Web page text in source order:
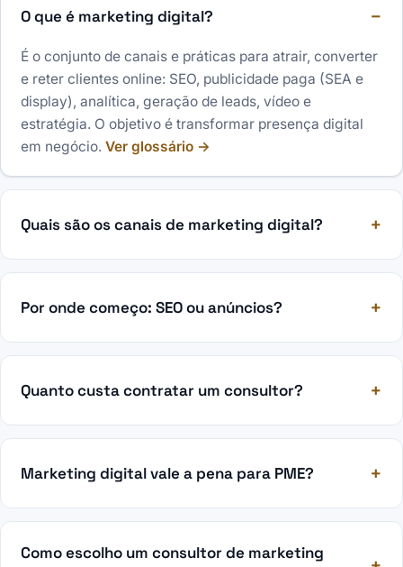
O que é marketing digital?
É o conjunto de canais e práticas para atrair, converter
e reter clientes online: SEO, publicidade paga (SEA e
display), analítica, geração de leads, vídeo e
estratégia. O objetivo é transformar presença digital
em negócio. Ver glossário →
Quais são os canais de marketing digital?
Por onde começo: SEO ou anúncios?
Quanto custa contratar um consultor?
Marketing digital vale a pena para PME?
Como escolho um consultor de marketing